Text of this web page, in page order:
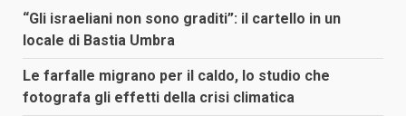
“Gli israeliani non sono graditi”: il cartello in un
locale di Bastia Umbra
Le farfalle migrano per il caldo, lo studio che
fotografa gli effetti della crisi climatica